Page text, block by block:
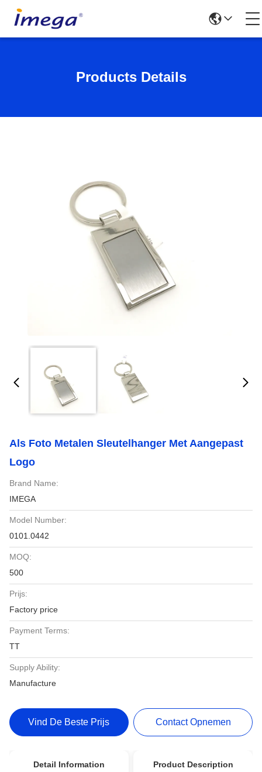
Products Details
Als Foto Metalen Sleutelhanger Met Aangepast
Logo
Brand Name:
IMEGA
Model Number:
0101.0442
MOQ:
500
Prijs:
Factory price
Payment Terms:
TT
Supply Ability:
Manufacture
Vind De Beste Prijs Contact Opnemen
Detail Information Product Description